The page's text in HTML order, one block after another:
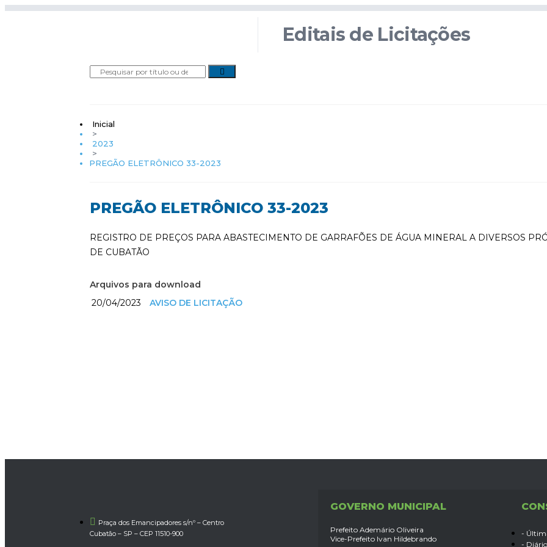
Editais de Licitações
Inicial
>
2023
>
PREGÃO ELETRÔNICO 33-2023
PREGÃO ELETRÔNICO 33-2023
REGISTRO DE PREÇOS PARA ABASTECIMENTO DE GARRAFÕES DE ÁGUA MINERAL A DIVERSOS
DE CUBATÃO
Arquivos para download
20/04/2023
AVISO DE LICITAÇÃO
Praça dos Emancipadores s/nº – Centro
Cubatão – SP – CEP 11510-900
GOVERNO MUNICIPAL
Prefeito Ademário Oliveira
Vice-Prefeito Ivan Hildebrando
-
-